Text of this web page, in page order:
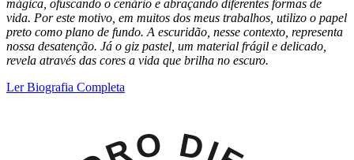
mágica, ofuscando o cenário e abraçando diferentes formas de
vida. Por este motivo, em muitos dos meus trabalhos, utilizo o papel
preto como plano de fundo. A escuridão, nesse contexto, representa
nossa desatenção. Já o giz pastel, um material frágil e delicado,
revela através das cores a vida que brilha no escuro.
Ler Biografia Completa